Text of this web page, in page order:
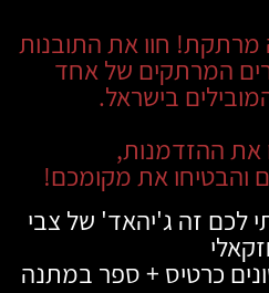
מרתקת! חוו את התובנות
המרתקים של אחד
בישראל.
ההזדמנות,
והבטיחו את מקומכם!
לכם זה ג'יהאד' של צבי